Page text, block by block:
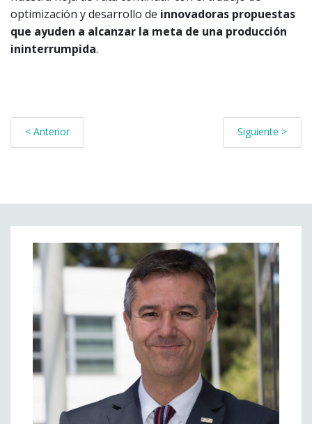
optimización y desarrollo de innovadoras propuestas
que ayuden a alcanzar la meta de una producción
ininterrumpida.
< Anterior Siguiente >